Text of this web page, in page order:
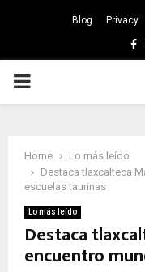
Blog Privacy
PRIMARY
Home
Lo más leído
Destaca tlaxcalteca
escuelas taurinas
Lo más leído
Destaca
encuentro